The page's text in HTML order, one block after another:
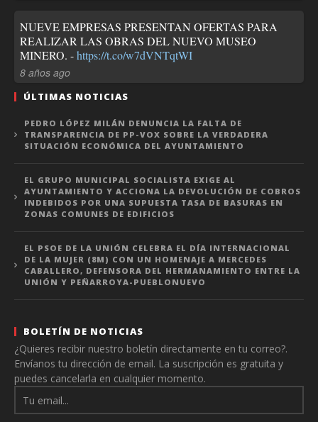
NUEVE EMPRESAS PRESENTAN OFERTAS PARA
REALIZAR LAS OBRAS DEL NUEVO MUSEO
MINERO. -https://t.co/w7dVNTqtWI
8 años ago
ÚLTIMAS NOTICIAS
PEDRO LÓPEZ MILÁN DENUNCIA LA FALTA DE
TRANSPARENCIA DE PP-VOX SOBRE LA VERDADERA
SITUACIÓN ECONÓMICA DEL AYUNTAMIENTO
EL GRUPO MUNICIPAL SOCIALISTA EXIGE AL
AYUNTAMIENTO Y ACCIONA LA DEVOLUCIÓN DE COBROS
INDEBIDOS POR UNA SUPUESTA TASA DE BASURAS EN
ZONAS COMUNES DE EDIFICIOS
EL PSOE DE LA UNIÓN CELEBRA EL DÍA INTERNACIONAL
DE LA MUJER (8M) CON UN HOMENAJE A MERCEDES
CABALLERO, DEFENSORA DEL HERMANAMIENTO ENTRE LA
UNIÓN Y PEÑARROYA-PUEBLONUEVO
BOLETÍN DE NOTICIAS
¿Quieres recibir nuestro boletín directamente en tu correo?.
Envíanos tu dirección de email. La suscripción es gratuita y
puedes cancelarla en cualquier momento.